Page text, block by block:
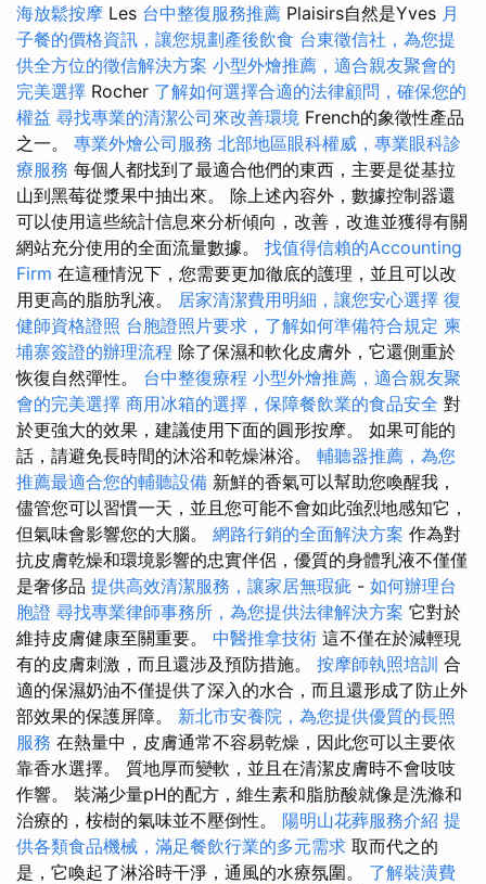
海放鬆按摩 Les 台中整復服務推薦 Plaisirs自然是Yves 月
子餐的價格資訊，讓您規劃產後飲食 台東徵信社，為您提
供全方位的徵信解決方案 小型外燴推薦，適合親友聚會的
完美選擇 Rocher 了解如何選擇合適的法律顧問，確保您的
權益 尋找專業的清潔公司來改善環境 French的象徵性產品
之一。 專業外燴公司服務 北部地區眼科權威，專業眼科診
療服務 每個人都找到了最適合他們的東西，主要是從基拉
山到黑莓從漿果中抽出來。 除上述內容外，數據控制器還
可以使用這些統計信息來分析傾向，改善，改進並獲得有關
網站充分使用的全面流量數據。 找值得信賴的Accounting
Firm 在這種情況下，您需要更加徹底的護理，並且可以改
用更高的脂肪乳液。 居家清潔費用明細，讓您安心選擇 復
健師資格證照 台胞證照片要求，了解如何準備符合規定 柬
埔寨簽證的辦理流程 除了保濕和軟化皮膚外，它還側重於
恢復自然彈性。 台中整復療程 小型外燴推薦，適合親友聚
會的完美選擇 商用冰箱的選擇，保障餐飲業的食品安全 對
於更強大的效果，建議使用下面的圓形按摩。 如果可能的
話，請避免長時間的沐浴和乾燥淋浴。 輔聽器推薦，為您
推薦最適合您的輔聽設備 新鮮的香氣可以幫助您喚醒我，
儘管您可以習慣一天，並且您可能不會如此強烈地感知它，
但氣味會影響您的大腦。 網路行銷的全面解決方案 作為對
抗皮膚乾燥和環境影響的忠實伴侶，優質的身體乳液不僅僅
是奢侈品 提供高效清潔服務，讓家居無瑕疵 - 如何辦理台
胞證 尋找專業律師事務所，為您提供法律解決方案 它對於
維持皮膚健康至關重要。 中醫推拿技術 這不僅在於減輕現
有的皮膚刺激，而且還涉及預防措施。 按摩師執照培訓 合
適的保濕奶油不僅提供了深入的水合，而且還形成了防止外
部效果的保護屏障。 新北市安養院，為您提供優質的長照
服務 在熱量中，皮膚通常不容易乾燥，因此您可以主要依
靠香水選擇。 質地厚而變軟，並且在清潔皮膚時不會吱吱
作響。 裝滿少量pH的配方，維生素和脂肪酸就像是洗滌和
治療的，桉樹的氣味並不壓倒性。 陽明山花葬服務介紹 提
供各類食品機械，滿足餐飲行業的多元需求 取而代之的
是，它喚起了淋浴時干淨，通風的水療氛圍。 了解裝潢費